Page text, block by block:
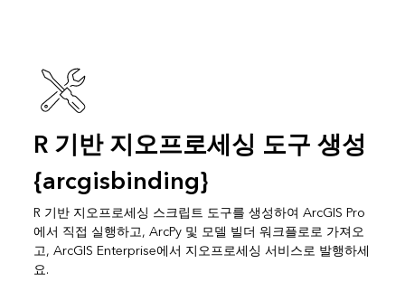
R 기반 지오프로세싱 도구 생성
{arcgisbinding}
R 기반 지오프로세싱 스크립트 도구를 생성하여 ArcGIS Pro
에서 직접 실행하고, ArcPy 및 모델 빌더 워크플로로 가져오
고, ArcGIS Enterprise에서 지오프로세싱 서비스로 발행하세
요.